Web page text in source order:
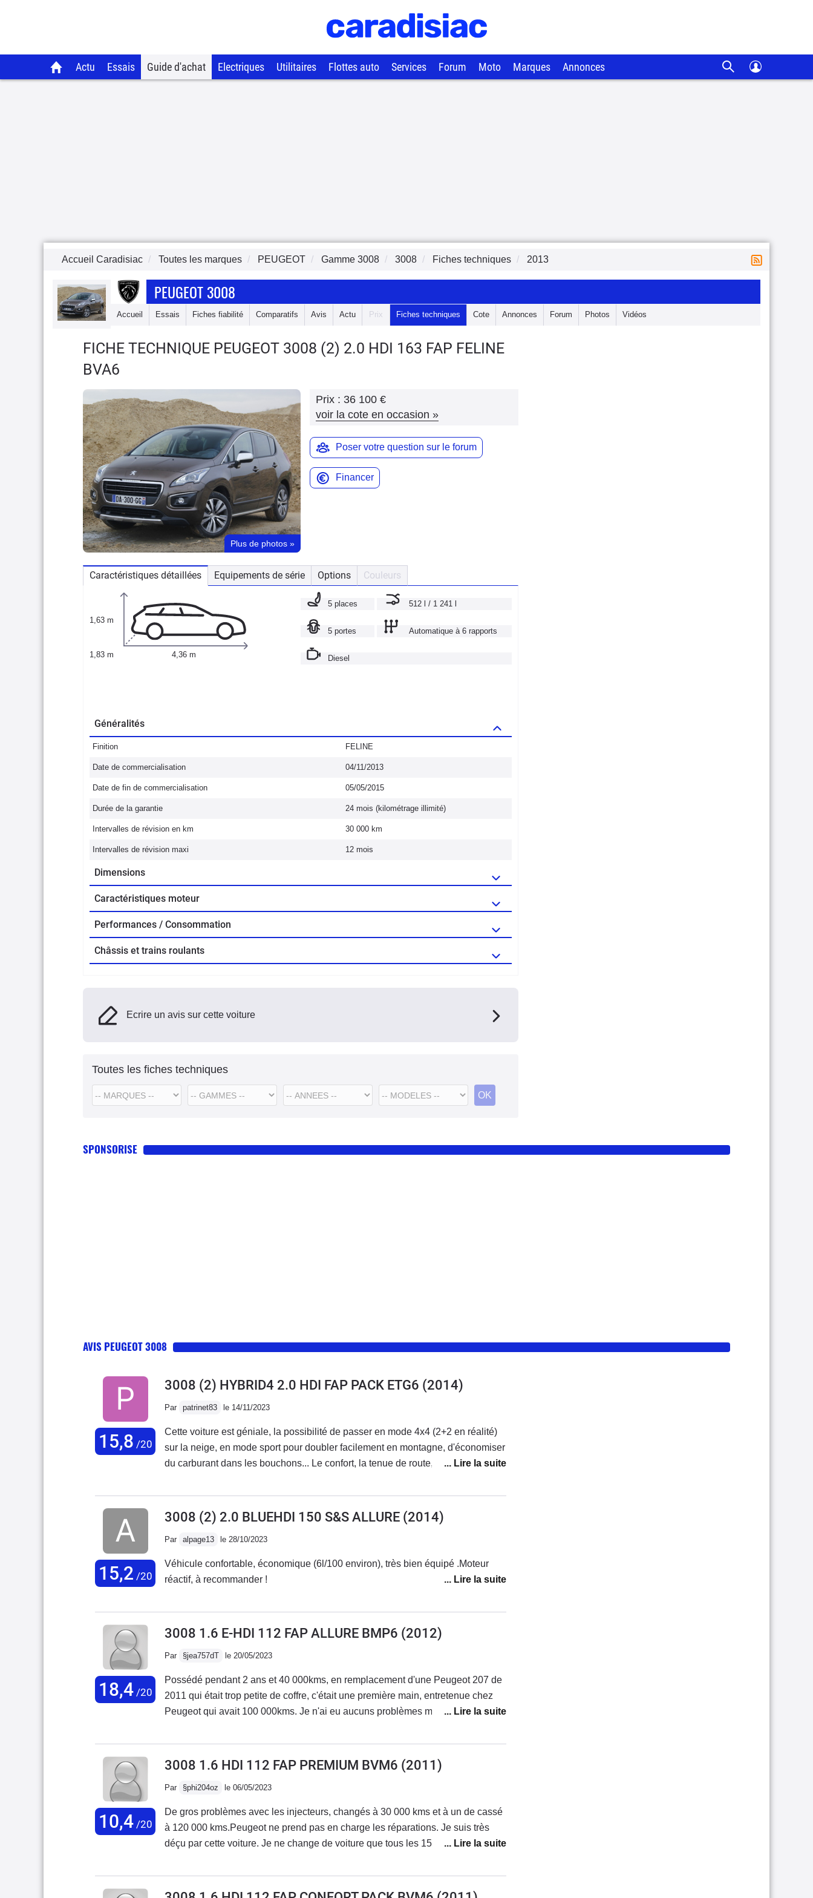
Actu Essais Guide d'achat Electriques Utilitaires Flottes auto Services Forum Moto Marques Annonces
Accueil Caradisiac Toutes les marques PEUGEOT Gamme 3008 3008 Fiches techniques 2013
PEUGEOT 3008
Accueil Essais Fiches fiabilité Comparatifs Avis Actu Prix Fiches techniques Cote Annonces Forum Photos Vidéos
FICHE TECHNIQUE PEUGEOT 3008 (2) 2.0 HDI 163 FAP FELINE
BVA6
Plus de photos »
Prix : 36 100 €
voir la cote en occasion »
Poser votre question sur le forum
Financer
Caractéristiques détaillées Equipements de série Options Couleurs
1,63 m
1,83 m 4,36 m
5 places 512 l / 1 241 l
5 portes Automatique à 6 rapports
Diesel
Généralités
Finition FELINE
Date de commercialisation 04/11/2013
Date de fin de commercialisation 05/05/2015
Durée de la garantie 24 mois (kilométrage illimité)
Intervalles de révision en km 30 000 km
Intervalles de révision maxi 12 mois
Dimensions
Caractéristiques moteur
Performances / Consommation
Châssis et trains roulants
Ecrire un avis sur cette voiture
Toutes les fiches techniques
SPONSORISE
AVIS PEUGEOT 3008
15,8 /20
3008 (2) HYBRID4 2.0 HDI FAP PACK ETG6 (2014)
Par patrinet83 le 14/11/2023
Cette voiture est géniale, la possibilité de passer en mode 4x4 (2+2 en réalité)
sur la neige, en mode sport pour doubler facilement en montagne, d'économiser
du carburant dans les bouchons... Le confort, la tenue de route, les options, tout
éclairerait mieux ! et l'écran (voir plus bas)Quel dommage pour un bon véhicule
!
15,2 /20
3008 (2) 2.0 BLUEHDI 150 S&S ALLURE (2014)
Par alpage13 le 28/10/2023
Véhicule confortable, économique (6l/100 environ), très bien équipé .Moteur
réactif, à recommander !
18,4/20
3008 1.6 E-HDI 112 FAP ALLURE BMP6 (2012)
Par §jea757dT le 20/05/2023
Possédé pendant 2 ans et 40 000kms, en remplacement d'une Peugeot 207 de
2011 qui était trop petite de coffre, c'était une première main, entretenue chez
Peugeot qui avait 100 000kms. Je n'ai eu aucuns problèmes majeurs à signaler
d'embrayage/volant moteur + vidange de boîte et reprogrammation), juste le
planche de bord au dessus des aérateurs centraux qui s'est légèrement décollé
(maladie sur ces modèles).C'est une très bonne voiture, j'en étais très satisfait,
je rêvais d'en avoir un quand j'étais au collège et que je voyais le principal avec
le sien. Il a un joli coffre malgré un gabarit assez compacte (assez pratique en
ville), et une modularité vraiment intéressante grâce au plancher de coffre
modulable et au siège passager AV qui se replis et qui permet une longueur de
10,4/20
3008 1.6 HDI 112 FAP PREMIUM BVM6 (2011)
Par §phi204oz le 06/05/2023
De gros problèmes avec les injecteurs, changés à 30 000 kms et à un de cassé
à 120 000 kms.Peugeot ne prend pas en charge les réparations. Je suis très
déçu par cette voiture. Je ne change de voiture que tous les 15 ans.La
voitures françaises. Chez eux c'est garanti et les moteurs sont fiables.